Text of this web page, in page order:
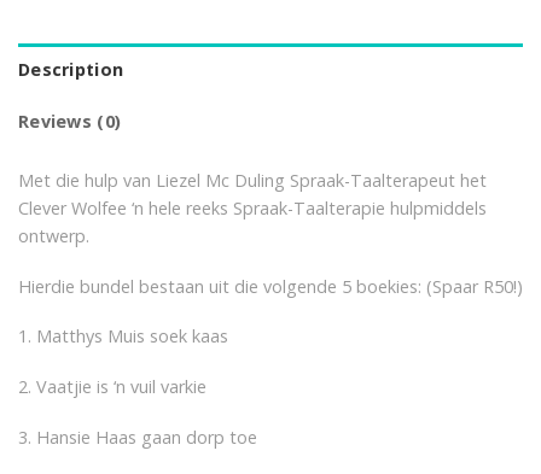
Description
Reviews (0)
Met die hulp van Liezel Mc Duling Spraak-Taalterapeut het
Clever Wolfee ‘n hele reeks Spraak-Taalterapie hulpmiddels
ontwerp.
Hierdie bundel bestaan uit die volgende 5 boekies: (Spaar R50!)
1. Matthys Muis soek kaas
2. Vaatjie is ‘n vuil varkie
3. Hansie Haas gaan dorp toe